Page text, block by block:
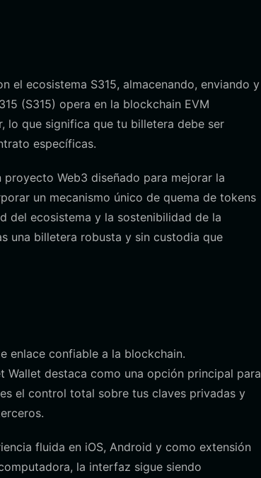
el ecosistema S315, almacenando, enviando y
(S315) opera en la blockchain EVM
lo que significa que tu billetera debe ser
específicas.
Web3 diseñado para mejorar la
un mecanismo único de quema de tokens
del ecosistema y la sostenibilidad de la
una billetera robusta y sin custodia que
enlace confiable a la blockchain.
Wallet destaca como una opción principal para
el control total sobre tus claves privadas y
fluida en iOS, Android y como extensión
la interfaz sigue siendo